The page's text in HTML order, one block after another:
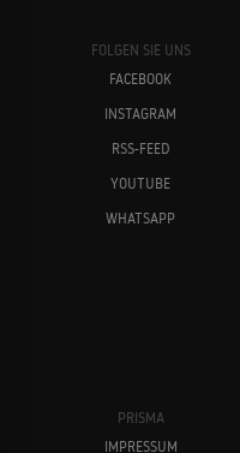
FOLGEN SIE UNS
FACEBOOK
INSTAGRAM
RSS-FEED
YOUTUBE
WHATSAPP
PRISMA
IMPRESSUM